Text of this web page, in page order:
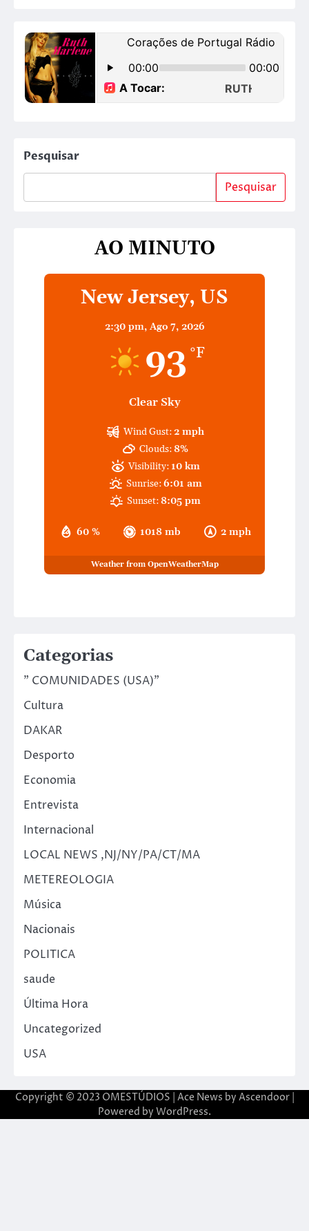
Pesquisar
Pesquisar
AO MINUTO
New Jersey, US
2:30 pm, Ago 7, 2026
93 °F
Clear Sky
60 % 1018 mb 2 mph
Wind Gust:2 mph
Clouds:8%
Visibility: 10 km
Sunrise:6:01 am
Sunset:8:05 pm
Weather from OpenWeatherMap
Categorias
" COMUNIDADES (USA)"
Cultura
DAKAR
Desporto
Economia
Entrevista
Internacional
LOCAL NEWS ,NJ/NY/PA/CT/MA
METEREOLOGIA
Música
Nacionais
POLITICA
saude
Última Hora
Uncategorized
USA
Copyright © 2023 OMESTÚDIOS | Ace News by Ascendoor|
Powered by WordPress.